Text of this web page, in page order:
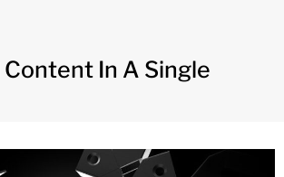
In A Single